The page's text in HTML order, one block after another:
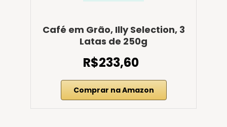
Café em Grão, Illy Selection, 3
Latas de 250g
R$233,60
Comprar na Amazon